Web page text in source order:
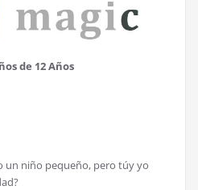
de 12 Años
un niño pequeño, pero túy yo